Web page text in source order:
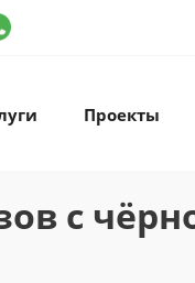
Проекты
с